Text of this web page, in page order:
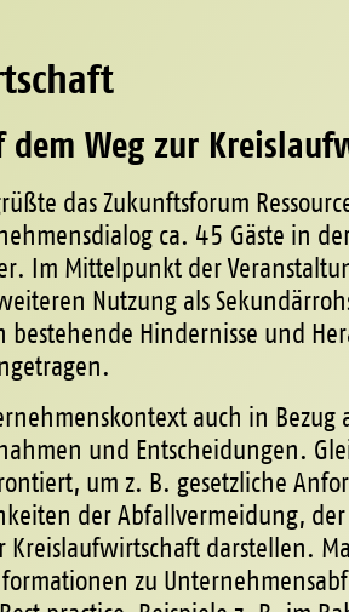
Weg zur
das Zukunftsforum
ca. 45 Gäste in
Im Mittelpunkt der
Nutzung als
Hindernisse und
auch in
und Entscheidungen.
um z. B. gesetzliche
der Abfallvermeidung,
Kreislaufwirtschaft darstellen.
zu